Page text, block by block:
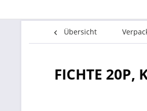
Übersicht
FICHTE